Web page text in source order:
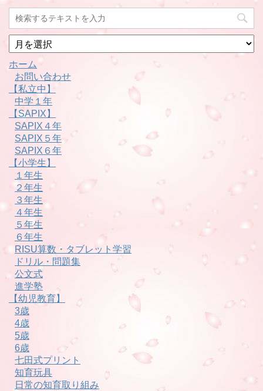
月
別
ホーム
お問い合わせ
【私立中】
中学１年
【SAPIX】
SAPIX４年
SAPIX５年
SAPIX６年
【小学生】
１年生
２年生
３年生
４年生
５年生
６年生
RISU算数・タブレット学習
ドリル・問題集
公文式
進学塾
【幼児教育】
3歳
4歳
5歳
6歳
七田式プリント
知育玩具
日常の知育取り組み